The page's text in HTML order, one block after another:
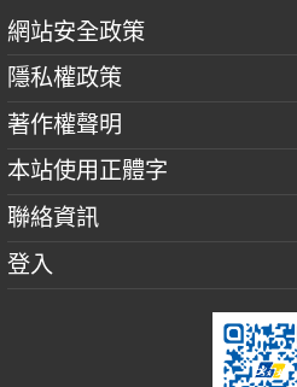
網站安全政策
隱私權政策
著作權聲明
本站使用正體字
聯絡資訊
登入